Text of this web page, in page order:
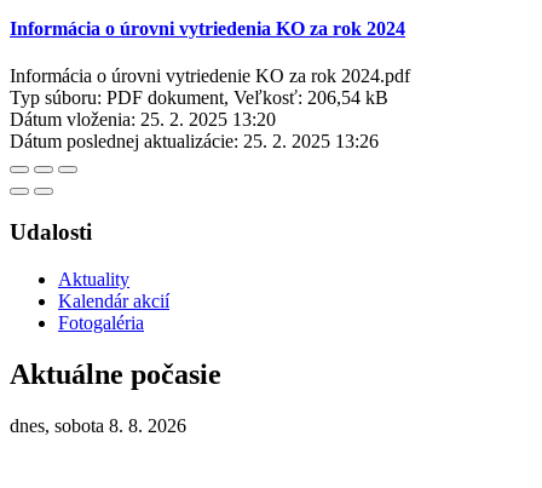
Informácia o úrovni vytriedenia KO za rok 2024
Informácia o úrovni vytriedenie KO za rok 2024.pdf
Typ súboru: PDF dokument, Veľkosť: 206,54 kB
Dátum vloženia: 25. 2. 2025 13:20
Dátum poslednej aktualizácie: 25. 2. 2025 13:26
Udalosti
Aktuality
Kalendár akcií
Fotogaléria
Aktuálne počasie
dnes, sobota 8. 8. 2026